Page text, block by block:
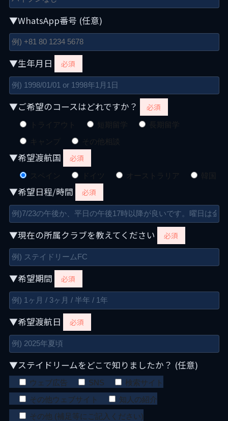
▼WhatsApp番号 (任意)
▼生年月日 必須
▼ご希望のコースはどれですか？ 必須
トライアウト 短期留学
長期留学
キャンプ
その他相談
▼希望渡航国 必須
スペイン ドイツ オーストラリア 韓国
▼希望日程/時間 必須
▼現在の所属クラブを教えてください 必須
▼希望期間 必須
▼希望渡航日 必須
▼ステイドリームをどこで知りましたか？ (任意)
ウェブ広告 SNS
検索サイト
その他ウェブサイト
知人の紹介
その他 (補足等にご記入ください)